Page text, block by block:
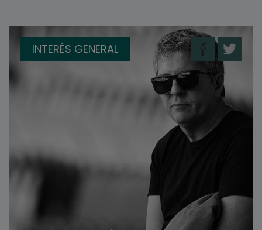
INTERÉS GENERAL